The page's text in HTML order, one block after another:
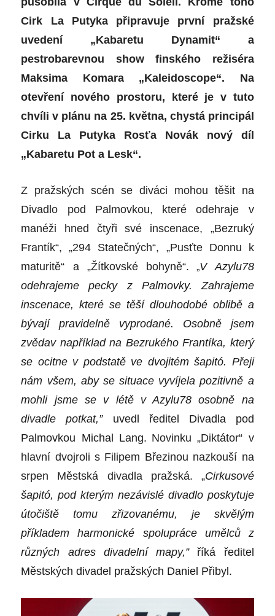
Cirk La Putyka připravuje první pražské
uvedení „Kabaretu Dynamit“ a
pestrobarevnou show finského režiséra
Maksima Komara „Kaleidoscope“. Na
otevření nového prostoru, které je v tuto
chvíli v plánu na 25. května, chystá principál
Cirku La Putyka Rosťa Novák nový díl
„Kabaretu Pot a Lesk“.
Z pražských scén se diváci mohou těšit na
Divadlo pod Palmovkou, které odehraje v
manéži hned čtyři své inscenace, „Bezruký
Frantík“, „294 Statečných“, „Pusťte Donnu k
maturitě“ a „Žítkovské bohyně“.
„V Azylu78
odehrajeme pecky z Palmovky. Zahrajeme
inscenace, které se těší dlouhodobé oblibě a
bývají pravidelně vyprodané. Osobně jsem
zvědav například na Bezrukého Frantíka, který
se ocitne v podstatě ve dvojitém šapitó. Přeji
nám všem, aby se situace vyvíjela pozitivně a
mohli jsme se v létě v Azylu78 osobně na
divadle potkat,” uvedl ředitel Divadla pod
Palmovkou Michal Lang. Novinku „Diktátor“ v
hlavní dvojroli s Filipem Březinou nazkouší na
srpen Městská divadla pražská. „Cirkusové
šapitó, pod kterým nezávislé divadlo poskytuje
útočiště tomu zřizovanému, je skvělým
příkladem harmonické spolupráce umělců z
různých adres divadelní mapy,”říká ředitel
Městských divadel pražských Daniel Přibyl.